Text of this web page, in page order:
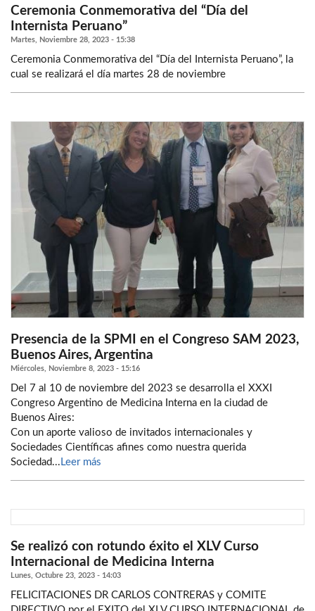
Ceremonia Conmemorativa del “Día del
Internista Peruano”
Martes, Noviembre 28, 2023 - 15:38
Ceremonia Conmemorativa del “Día del Internista Peruano”, la
cual se realizará el día martes 28 de noviembre
Presencia de la SPMI en el Congreso SAM 2023,
Buenos Aires, Argentina
Miércoles, Noviembre 8, 2023 - 15:16
Del 7 al 10 de noviembre del 2023 se desarrolla el XXXI
Congreso Argentino de Medicina Interna en la ciudad de
Buenos Aires:
Con un aporte valioso de invitados internacionales y
Sociedades Científicas afines como nuestra querida
Sociedad... Leer más
Se realizó con rotundo éxito el XLV Curso
Internacional de Medicina Interna
Lunes, Octubre 23, 2023 - 14:03
FELICITACIONES DR CARLOS CONTRERAS y COMITE